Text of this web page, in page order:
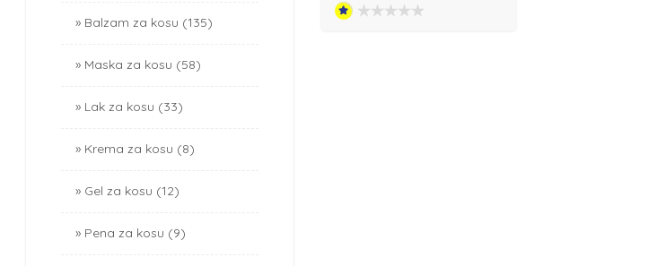
Balzam za kosu (135)
Maska za kosu (58)
Lak za kosu (33)
Krema za kosu (8)
Gel za kosu (12)
Pena za kosu (9)